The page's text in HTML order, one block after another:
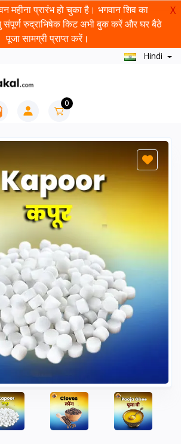
महीना प्रारंभ हो चुका है। भगवान शिव का
संपूर्ण रुद्राभिषेक किट अभी बुक करें और घर बैठे
पूजा सामग्री प्राप्त करें।
X
Hindi
0